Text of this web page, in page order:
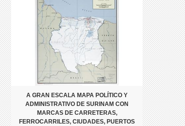
A GRAN ESCALA MAPA POLÍTICO Y
ADMINISTRATIVO DE SURINAM CON
MARCAS DE CARRETERAS,
FERROCARRILES, CIUDADES, PUERTOS